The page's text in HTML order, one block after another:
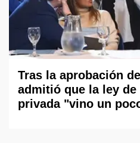
Tras la aprobación
admitió que la ley de
privada "vino un